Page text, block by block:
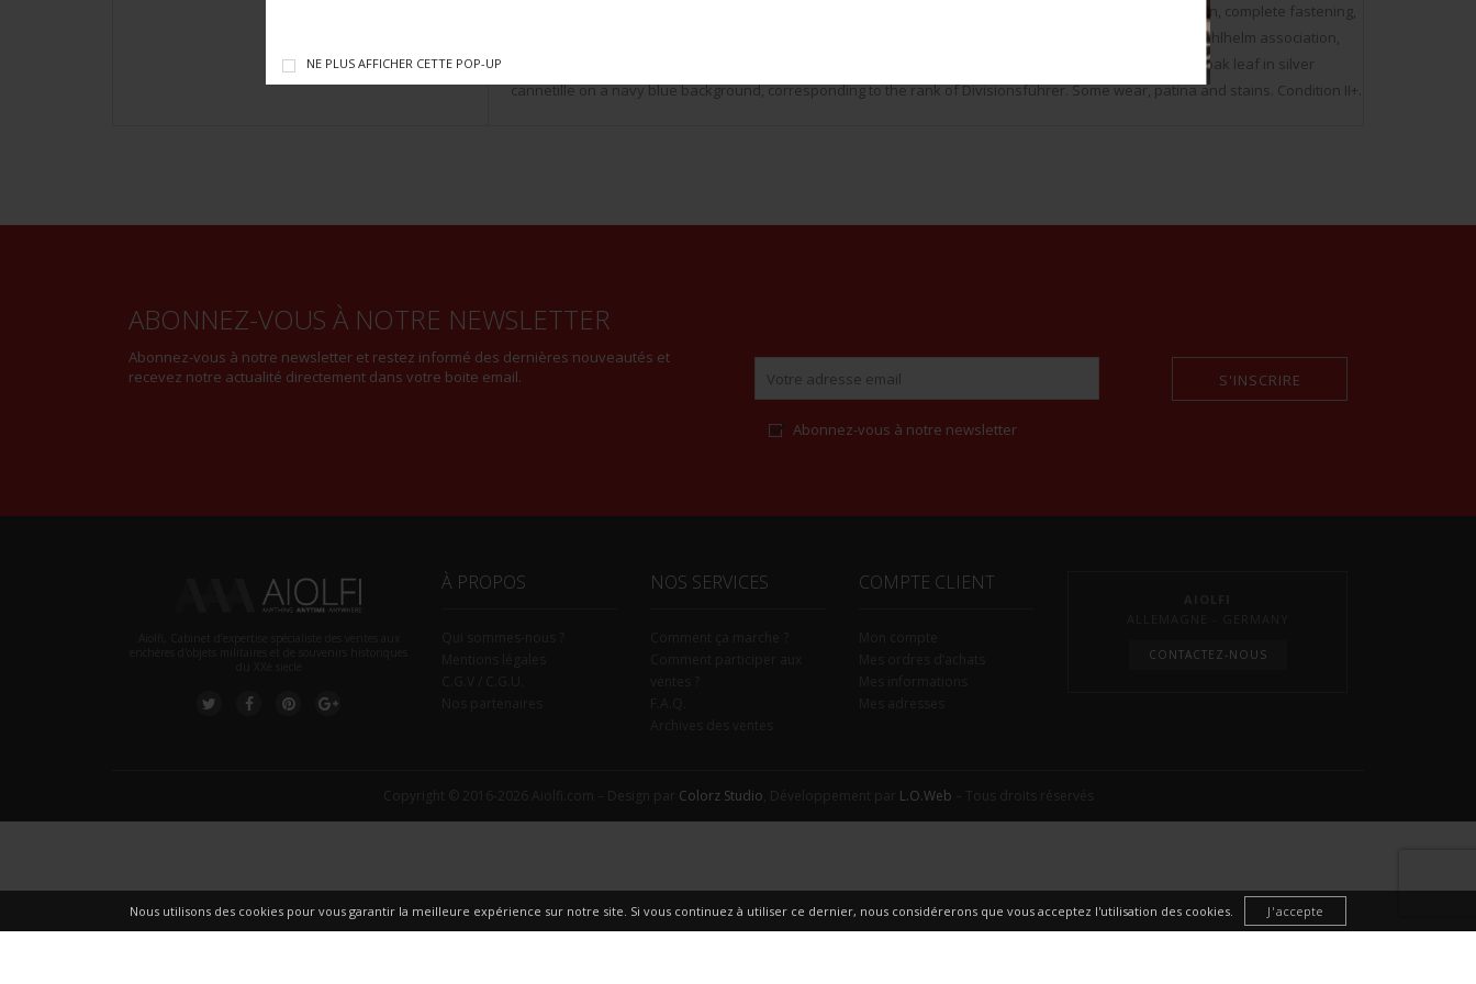
NE PLUS AFFICHER CETTE POP-UP
134 Bochum, complete attachment. A veteran’s badge 25, silver on the edge, enamel in very good condition, complete fastening,
Ges Gesch markings. A black velvet and white edged collar with the rank of Gruppenführer of the Der Stahlhelm association,
markings on the back Der Stahlhof Magdebourg. A Der Stahlhelm Association collar tab, never mounted, oak leaf in silver
cannetille on a navy blue background, corresponding to the rank of Divisionsführer. Some wear, patina and stains. Condition II+.
ABONNEZ-VOUS À NOTRE NEWSLETTER
Abonnez-vous à notre newsletter et restez informé des dernières nouveautés et
recevez notre actualité directement dans votre boite email.
Abonnez-vous à notre newsletter
S'INSCRIRE
À PROPOS NOS SERVICES COMPTE CLIENT
CONTACTEZ-NOUS
Colorz Studio L.O.Web
Nous utilisons des cookies pour vous garantir la meilleure expérience sur notre site. Si vous continuez à utiliser ce dernier, nous considérerons que vous acceptez l'utilisation des cookies. J'accepte